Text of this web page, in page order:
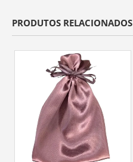
PRODUTOS RELACIONADOS